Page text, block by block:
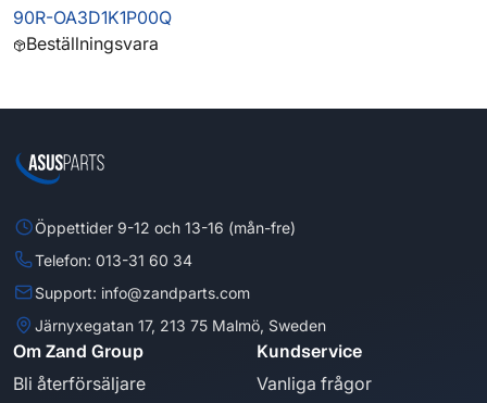
90R-OA3D1K1P00Q
Beställningsvara
Öppettider 9-12 och 13-16 (mån-fre)
Telefon: 013-31 60 34
Support: info@zandparts.com
Järnyxegatan 17, 213 75 Malmö, Sweden
Om Zand Group
Bli återförsäljare
Kundservice
Vanliga frågor